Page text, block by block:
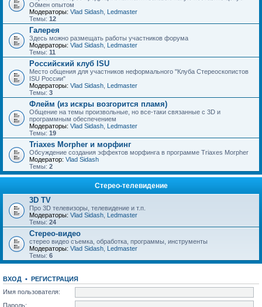
Обмен опытом
Модераторы: Vlad Sidash Ledmaster
Темы: 12
Галерея
Здесь можно размещать работы участников форума
Модераторы: Vlad Sidash Ledmaster
Темы: 11
Российский клуб ISU
Место общения для участников неформального "Клуба Стереоскопистов
ISU России"
Модераторы: Vlad Sidash Ledmaster
Темы: 3
Флейм (из искры возгорится пламя)
Общение на темы произвольные, но все-таки связанные с 3D и
программным обеспечением
Модераторы: Vlad Sidash Ledmaster
Темы: 19
Triaxes Morpher и морфинг
Обсуждение создания эффектов морфинга в программе Triaxes Morpher
Модератор: Vlad Sidash
Темы: 2
Стерео-телевидение
3D TV
Про 3D телевизоры, телевидение и т.п.
Модераторы: Vlad Sidash Ledmaster
Темы: 24
Стерео-видео
стерео видео съемка, обработка, программы, инструменты
Модераторы: Vlad Sidash Ledmaster
Темы: 6
ВХОД • РЕГИСТРАЦИЯ
Имя пользователя:
Пароль: